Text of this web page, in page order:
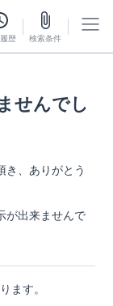
歴 検索条件
せんでし
き、ありがとう
が出来ませんで
ます。